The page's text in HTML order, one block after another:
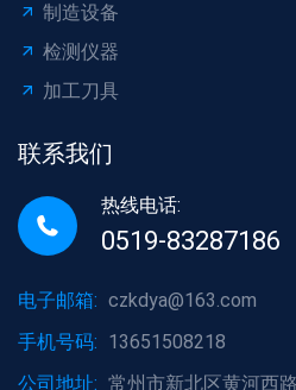
制造设备
检测仪器
加工刀具
联系我们
热线电话:
0519-83287186
电子邮箱: czkdya@163.com
手机号码: 13651508218
公司地址: 常州市新北区黄河西